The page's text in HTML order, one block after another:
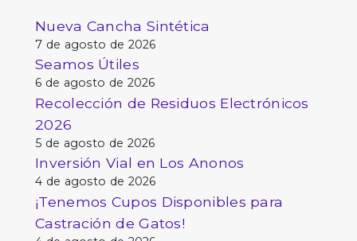
Nueva Cancha Sintética
7 de agosto de 2026
Seamos Útiles
6 de agosto de 2026
Recolección de Residuos Electrónicos
2026
5 de agosto de 2026
Inversión Vial en Los Anonos
4 de agosto de 2026
¡Tenemos Cupos Disponibles para
Castración de Gatos!